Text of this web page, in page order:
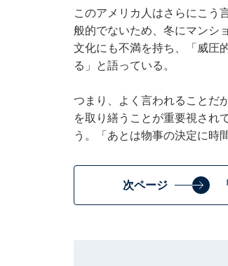
このアメリカ人はさらにこう
般的でないため、冬にマンシ
文化にも不満を持ち、「威圧
る」と語っている。
つまり、よく言われることだ
を取り繕うことが重要視され
う。「あとは物事の決定に時
次ページ